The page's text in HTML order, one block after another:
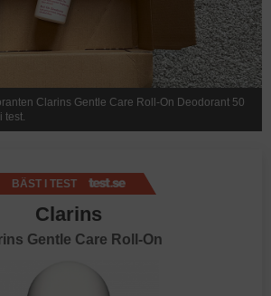
Clarins Gentle Care Roll-On Deodorant 50
test.
BÄST I TEST
Clarins
Gentle Care Roll-On